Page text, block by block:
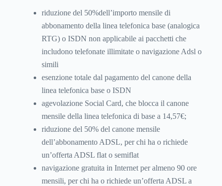
riduzione del 50%dell’importo mensile di
abbonamento della linea telefonica base (analogica
RTG) o ISDN non applicabile ai pacchetti che
includono telefonate illimitate o navigazione Adsl o
simili
esenzione totale dal pagamento del canone della
linea telefonica base o ISDN
agevolazione Social Card, che blocca il canone
mensile della linea telefonica di base a 14,57€;
riduzione del 50% del canone mensile
dell’abbonamento ADSL, per chi ha o richiede
un’offerta ADSL flat o semiflat
navigazione gratuita in Internet per almeno 90 ore
mensili, per chi ha o richiede un’offerta ADSL a